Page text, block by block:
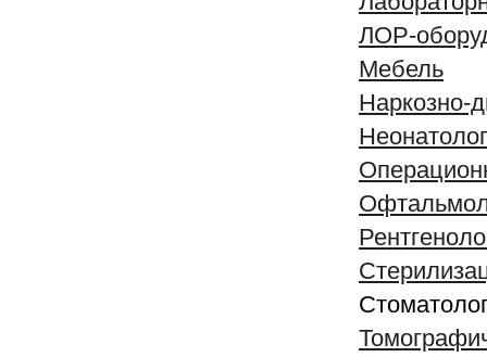
ЛОР-
Мебель
Наркозно-